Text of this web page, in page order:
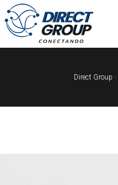
Direct Group ›